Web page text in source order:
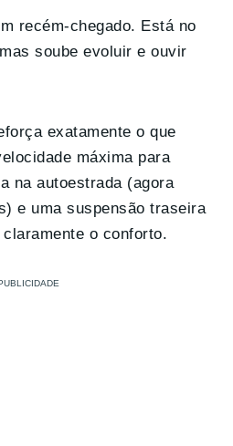
recém-chegado. Está no
soube evoluir e ouvir
exatamente o que
máxima para
na autoestrada (agora
e uma suspensão traseira
o conforto.